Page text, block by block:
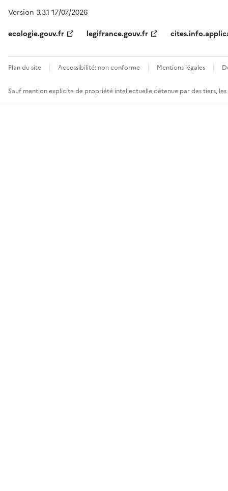
Version 3.3.1 17/07/2026
ecologie.gouv.fr
legifrance.gouv.fr
Plan du site Accessibilité: non conforme Mentions légales
Sauf mention explicite de propriété intellectuelle détenue par des tiers,